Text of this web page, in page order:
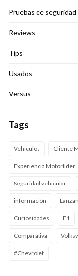
Pruebas de seguridad
Reviews
Tips
Usados
Versus
Tags
Vehículos Cliente
Experiencia Motorlider
Seguridad vehícular
información
Curiosidades F1
Comparativa
#Chevrolet